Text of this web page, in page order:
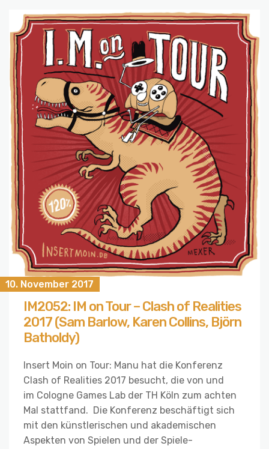
10. November 2017
IM2052: IM on Tour – Clash of Realities
2017 (Sam Barlow, Karen Collins, Björn
Batholdy)
Insert Moin on Tour: Manu hat die Konferenz
Clash of Realities 2017 besucht, die von und
im Cologne Games Lab der TH Köln zum achten
Mal stattfand. Die Konferenz beschäftigt sich
mit den künstlerischen und akademischen
Aspekten von Spielen und der Spiele-